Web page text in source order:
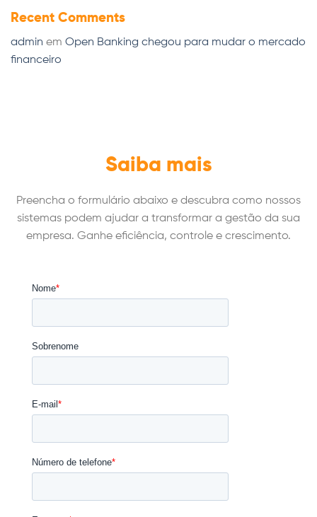
Recent Comments
admin em Open Banking chegou para mudar o mercado
financeiro
Saiba mais
Preencha o formulário abaixo e descubra como nossos
sistemas podem ajudar a transformar a gestão da sua
empresa. Ganhe eficiência, controle e crescimento.